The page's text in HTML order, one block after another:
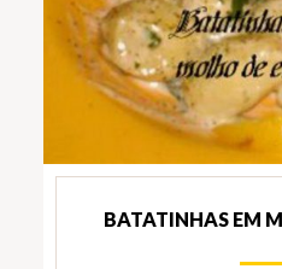
BATATINHAS EM